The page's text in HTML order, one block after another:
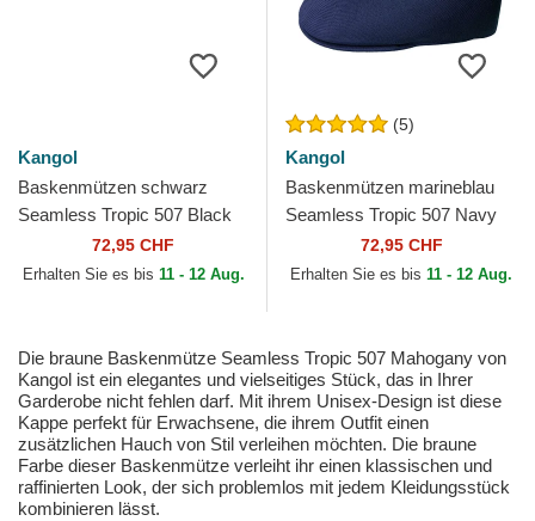
Kangol
Baskenmützen schwarz
Seamless Tropic 507 Black
von Kangol72,95 CHF
Erhalten Sie es bis 11 - 12 Aug.
(5)
Kangol
Baskenmützen marineblau
Seamless Tropic 507 Navy
von Kangol72,95 CHF
Erhalten Sie es bis 11 - 12 Aug.
Die braune Baskenmütze Seamless Tropic 507 Mahogany von
Kangol ist ein elegantes und vielseitiges Stück, das in Ihrer
Garderobe nicht fehlen darf. Mit ihrem Unisex-Design ist diese
Kappe perfekt für Erwachsene, die ihrem Outfit einen
zusätzlichen Hauch von Stil verleihen möchten. Die braune
Farbe dieser Baskenmütze verleiht ihr einen klassischen und
raffinierten Look, der sich problemlos mit jedem Kleidungsstück
kombinieren lässt.